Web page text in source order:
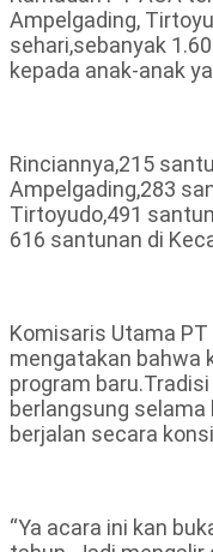
Ampelgading,
sehari,sebanyak
kepada anak-anak
Rinciannya,215
Ampelgading,283
Tirtoyudo,491
616 santunan di
Komisaris Utama
mengatakan bahwa
program
berlangsung
berjalan secara
“Ya acara ini kan